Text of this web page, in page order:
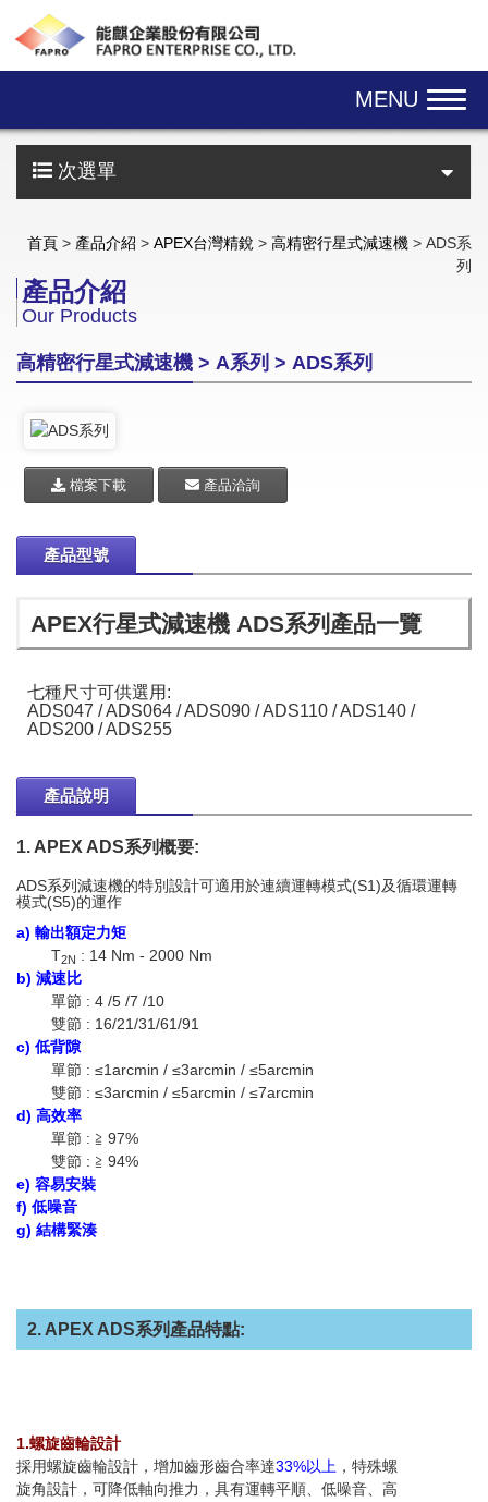
MENU
次選單
首頁 > 產品介紹 > APEX台灣精銳 > 高精密行星式減速機 > ADS系
列
產品介紹
Our Products
高精密行星式減速機 > A系列 > ADS系列
檔案下載 產品洽詢
產品型號
APEX行星式減速機 ADS系列產品一覽
七種尺寸可供選用:
ADS047 / ADS064 / ADS090 / ADS110 / ADS140 /
ADS200 / ADS255
產品說明
1. APEX ADS系列概要:
ADS系列減速機的特別設計可適用於連續運轉模式(S1)及循環運轉
模式(S5)的運作
a) 輸出額定力矩
T2N : 14 Nm - 2000 Nm
b) 減速比
單節 : 4 /5 /7 /10
雙節 : 16/21/31/61/91
c) 低背隙
單節 : ≤1arcmin / ≤3arcmin / ≤5arcmin
雙節 : ≤3arcmin / ≤5arcmin / ≤7arcmin
d) 高效率
單節 : ≧ 97%
雙節 : ≧ 94%
e) 容易安裝
f) 低噪音
g) 結構緊湊
2. APEX ADS系列產品特點:
1.螺旋齒輪設計
採用螺旋齒輪設計，增加齒形齒合率達33%以上 ，特殊螺
旋角設計，可降低軸向推力，具有運轉平順、低噪音、高